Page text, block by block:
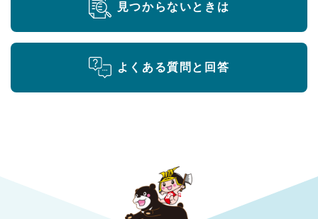
見つからないときは
よくある質問と回答